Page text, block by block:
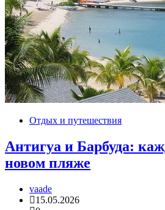
Отдых и путешествия
Антигуа и Барбуда:
новом пляже
vaade
15.05.2026